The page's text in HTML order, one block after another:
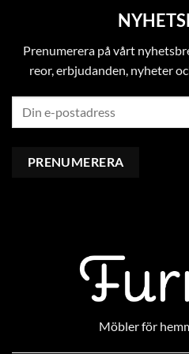
Prenumerera på vårt
reor, erbjudanden, nyheter
Möbler för